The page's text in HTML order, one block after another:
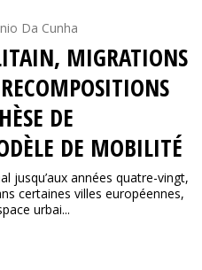
Da Cunha
MIGRATIONS
DE
DE MOBILITÉ
jusqu’aux années quatre-vingt,
certaines villes européennes,
urbai...